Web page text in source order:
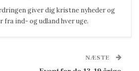
giver dig kristne nyheder og
fra ind- og udland hver uge.
NÆSTE